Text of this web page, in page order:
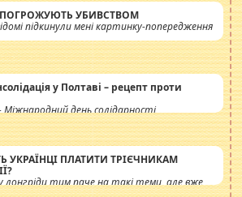
ПОГРОЖУЮТЬ УБИВСТВОМ
підкинули мені картинку-попередження
у Полтаві – рецепт проти
Міжнародний день солідарності
УКРАЇНЦІ ПЛАТИТИ ТРІЄЧНИКАМ
лонгріди тим паче на такі теми, але вже
Обурюють сьогоднішні інсенуації